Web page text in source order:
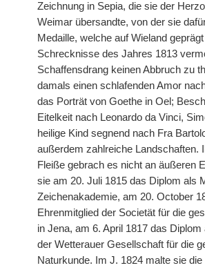
Zeichnung in Sepia, die sie der
Weimar übersandte, von der sie
Medaille, welche auf Wieland
Schrecknisse des Jahres 1813
Schaffensdrang keinen Abbruch zu
damals einen schlafenden Amor
das Porträt von Goethe in Oel;
Eitelkeit nach Leonardo da Vinci,
heilige Kind segnend nach Fra
außerdem zahlreiche Landschaften.
Fleiße gebrach es nicht an äußeren
sie am 20. Juli 1815 das Diplom als
Zeichenakademie, am 20. October
Ehrenmitglied der Societät für die
in Jena, am 6. April 1817 das Diplom
der Wetterauer Gesellschaft für die
Naturkunde. Im J. 1824 malte sie